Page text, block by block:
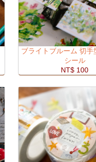
ブライトブルーム 切手
シール
NT$ 100